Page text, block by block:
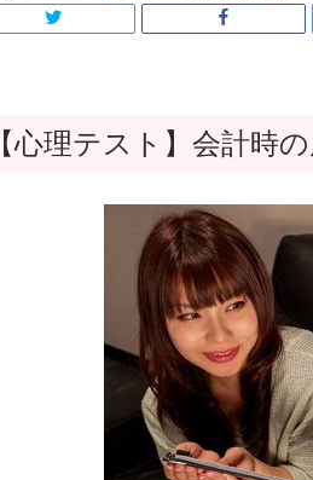
【心理テスト】会計時